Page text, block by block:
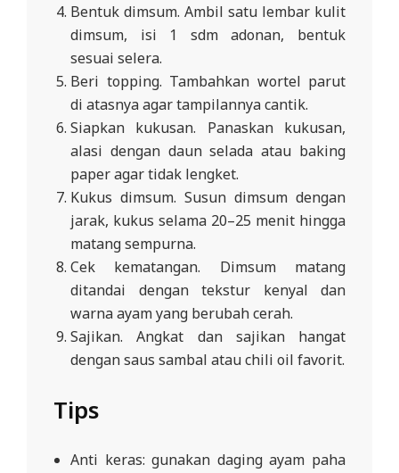
Bentuk dimsum. Ambil satu lembar kulit
dimsum, isi 1 sdm adonan, bentuk
sesuai selera.
Beri topping. Tambahkan wortel parut
di atasnya agar tampilannya cantik.
Siapkan kukusan. Panaskan kukusan,
alasi dengan daun selada atau baking
paper agar tidak lengket.
Kukus dimsum. Susun dimsum dengan
jarak, kukus selama 20–25 menit hingga
matang sempurna.
Cek kematangan. Dimsum matang
ditandai dengan tekstur kenyal dan
warna ayam yang berubah cerah.
Sajikan. Angkat dan sajikan hangat
dengan saus sambal atau chili oil favorit.
Tips
Anti keras: gunakan daging ayam paha